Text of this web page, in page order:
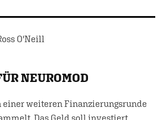
O'Neill
NEUROMOD
einer weiteren Finanzierungsrunde